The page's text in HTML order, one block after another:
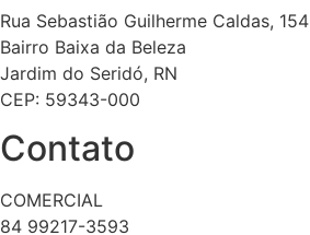
Rua Sebastião Guilherme Caldas, 154
Bairro Baixa da Beleza
Jardim do Seridó, RN
CEP: 59343-000
Contato
COMERCIAL
84 99217-3593